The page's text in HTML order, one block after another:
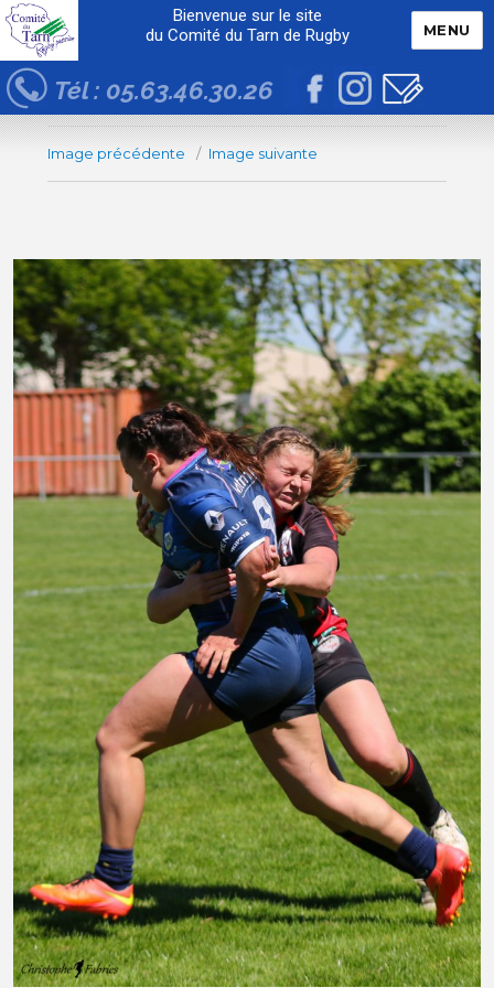
Bienvenue sur le site
du Comité du Tarn de Rugby
Tél : 05.63.46.30.26
MENU
Image précédente Image suivante